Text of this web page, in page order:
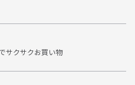
サクサクお買い物